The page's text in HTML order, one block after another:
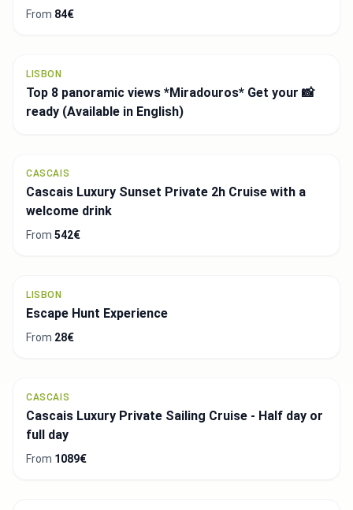
From 84€
LISBON
Top 8 panoramic views *Miradouros* Get your 📸
ready (Available in English)
CASCAIS
Cascais Luxury Sunset Private 2h Cruise with a
welcome drink
From 542€
LISBON
Escape Hunt Experience
From 28€
CASCAIS
Cascais Luxury Private Sailing Cruise - Half day or
full day
From 1089€